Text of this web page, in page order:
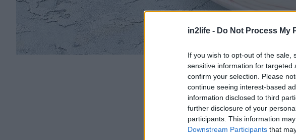
in2life - Do Not Process My
If you wish to opt-out of the sale,
sensitive information for targeted
confirm your selection. Please
continue seeing interest-based
information disclosed to third
further disclosure of your
participants. This information
Downstream Participants that